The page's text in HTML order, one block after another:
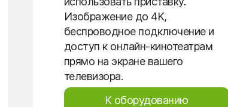
Изображение до 4K,
беспроводное подключение и
доступ к онлайн-кинотеатрам
прямо на экране вашего
телевизора.
К оборудованию